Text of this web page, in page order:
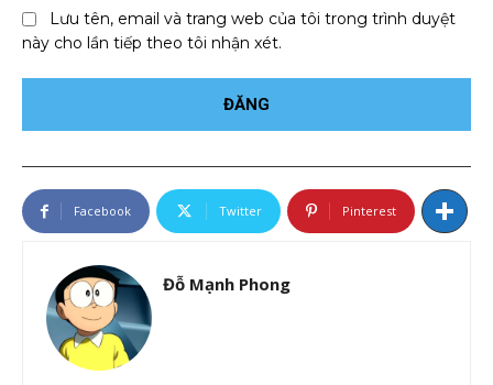
Lưu tên, email và trang web của tôi trong trình duyệt
này cho lần tiếp theo tôi nhận xét.
Facebook Twitter Pinterest
Đỗ Mạnh Phong